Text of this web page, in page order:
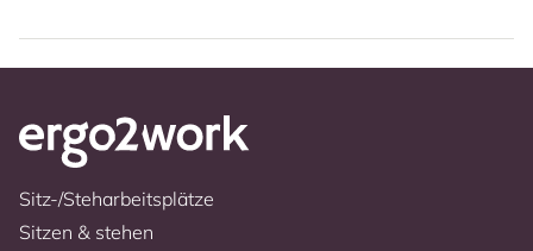
Sitz-/Steharbeitsplätze
Sitzen & stehen